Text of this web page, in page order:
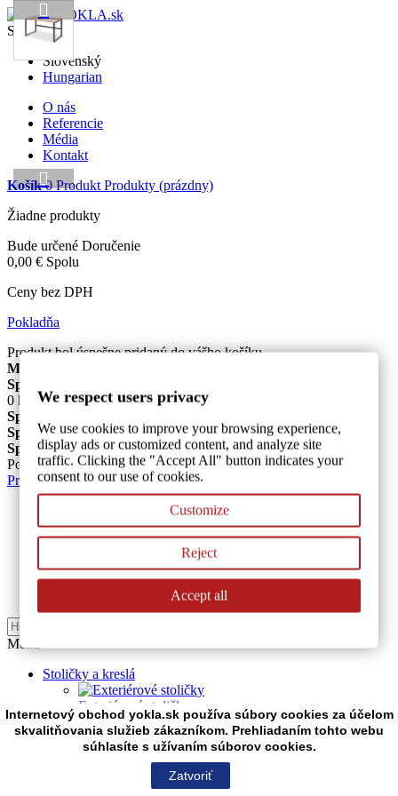
Slovenský
Slovenský
Hungarian
O nás
Referencie
Média
Kontakt
Košík 0 Produkt Produkty (prázdny)
Žiadne produkty
Bude určené Doručenie
0,00 € Spolu
Ceny bez DPH
Pokladňa
Produkt bol úspešne pridaný do vášho košíku
Množstvo
Spolu
0 ks tovaruVo vašom košíku je 1 produkt.
Spolu za produkty: (bez DPH)
Spolu za doručenie: (bez DPH)Bude určené
Spolu (bez DPH)
Pokračovať v nákupePokračovať
Prihlásiť sa
Heslo
Menu
Stoličky a kreslá
Exteriérové stoličky
Banketové stoličky
Drevené stoličky
Internetový obchod yokla.sk používa súbory cookies za účelom
skvalitňovania služieb zákazníkom. Prehliadaním tohto webu
súhlasíte s užívaním súborov cookies.
Zatvoriť
We respect users privacy
We use cookies to improve your browsing experience,
display ads or customized content, and analyze site
traffic. Clicking the "Accept All" button indicates your
consent to our use of cookies.
Customize
Reject
Accept all